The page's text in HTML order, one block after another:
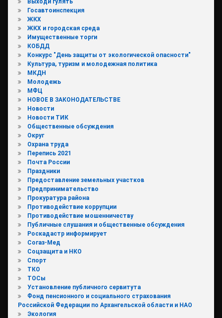
Выходи гулять
Госавтоинспекция
ЖКХ
ЖКХ и городская среда
Имущественные торги
КОБДД
Конкурс "День защиты от экологической опасности"
Культура, туризм и молодежная политика
МКДН
Молодежь
МФЦ
НОВОЕ В ЗАКОНОДАТЕЛЬСТВЕ
Новости
Новости ТИК
Общественные обсуждения
Округ
Охрана труда
Перепись 2021
Почта России
Праздники
Предоставление земельных участков
Предпринимательство
Прокуратура района
Противодействие коррупции
Противодействие мошенничеству
Публичные слушания и общественные обсуждения
Роскадастр информирует
Согаз-Мед
Соцзащита и НКО
Спорт
ТКО
ТОСы
Установление публичного сервитута
Фонд пенсионного и социального страхования
Российской Федерации по Архангельской области и НАО
Экология